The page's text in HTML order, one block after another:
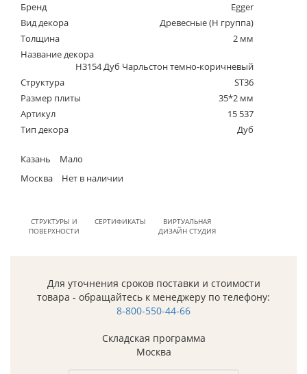
Бренд
Egger
Вид декора
Древесные (Н группа)
Толщина
2 мм
Название декора
H3154 Дуб Чарльстон темно-коричневый
Структура
ST36
Размер плиты
35*2 мм
Артикул
15 537
Тип декора
Дуб
Казань
Мало
Москва
Нет в наличии
СТРУКТУРЫ И
ПОВЕРХНОСТИ
СЕРТИФИКАТЫ
ВИРТУАЛЬНАЯ
ДИЗАЙН СТУДИЯ
Для уточнения сроков поставки и стоимости
товара - обращайтесь к менеджеру по телефону:
8-800-550-44-66
Складская программа
Москва